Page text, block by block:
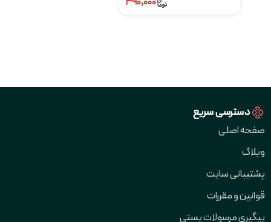
دسترسی سریع
صفحه اصلی
وبلاگ
پشتیبانی سایت
قوانین و مقررات
پیگیری مرسولات پستی